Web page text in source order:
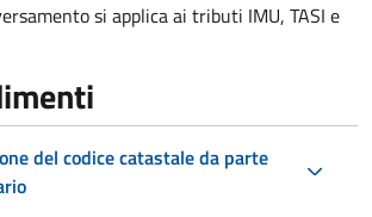
si applica ai tributi IMU, TASI e
del codice catastale da parte